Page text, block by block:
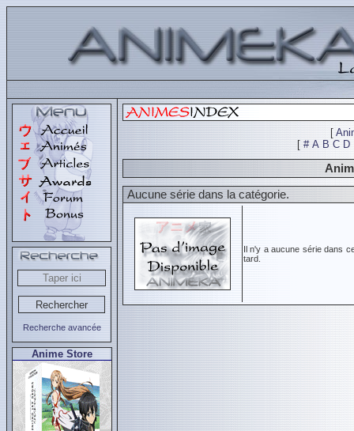
Recherche avancée
Anime Store
[
[ # A B C D
Aucune série dans la catégorie.
Il n'y a aucune série dans
tard.